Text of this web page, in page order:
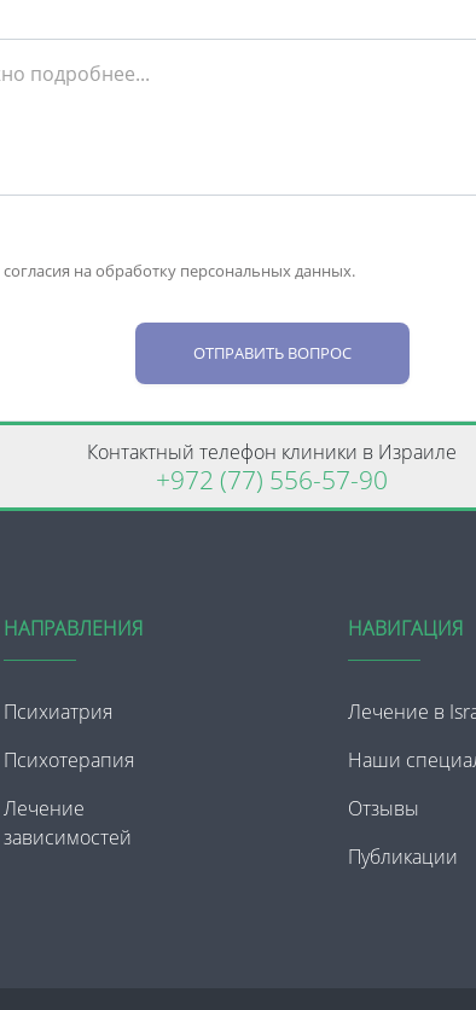
на обработку персональных данных.
ОТПРАВИТЬ ВОПРОС
Контактный телефон клиники в Израиле
+972 (77) 556-57-90
НАПРАВЛЕНИЯ
Психиатрия
Психотерапия
Лечение
зависимостей
НАВИГАЦИЯ
Лечение в
Наши
Отзывы
Публикации